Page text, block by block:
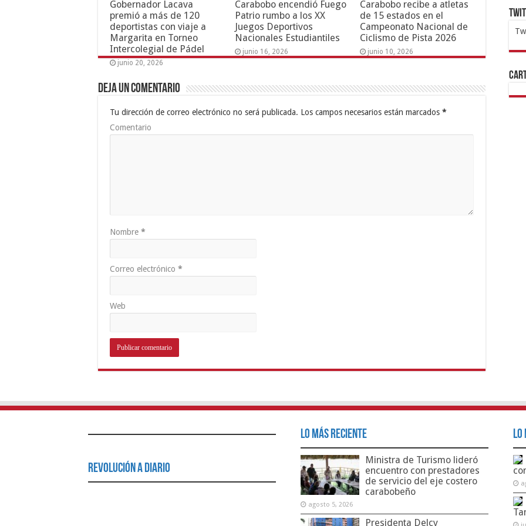
Gobernador Lacava
premió a más de 120
deportistas con viaje a
Margarita en Torneo
Intercolegial de Pádel
junio 20, 2026
Carabobo encendió Fuego
Patrio rumbo a los XX
Juegos Deportivos
Nacionales Estudiantiles
junio 16, 2026
Carabobo recibe a atletas
de 15 estados en el
Campeonato Nacional de
Ciclismo de Pista 2026
junio 10, 2026
Deja un comentario
Tu dirección de correo electrónico no será publicada. Los campos necesarios están marcados *
Comentario
Nombre *
Correo electrónico *
Web
Revolución a Diario
Lo Más Reciente
Ministra de Turismo lideró
encuentro con prestadores
de servicio del eje costero
carabobeño
agosto 5, 2026
Presidenta Delcy